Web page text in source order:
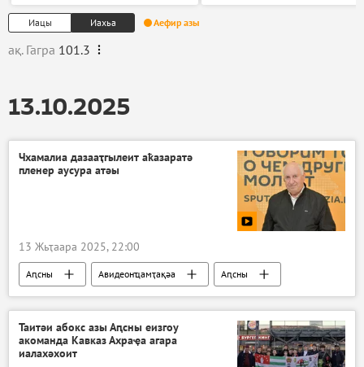
Иацы Иахьа Аефир азы
ақ. Гагра 101.3
13.10.2025
Чхамалиа дазааҭгылеит аҟазаратә
пленер аусура атәы
13 Жьҭаара 2025, 22:00
Аԥсны Авидеонҵамҭақәа
Аԥсны
Акультура
Таитәи абокс азы Аԥсны еизгоу
акоманда Кавказ Ахраҿа агара
иалахәхоит